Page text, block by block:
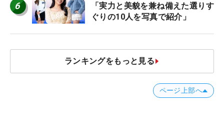
6
「実力と美貌を兼ね備えた選りす
ぐりの10人を写真で紹介」
ランキングをもっと見る
ページ上部へ